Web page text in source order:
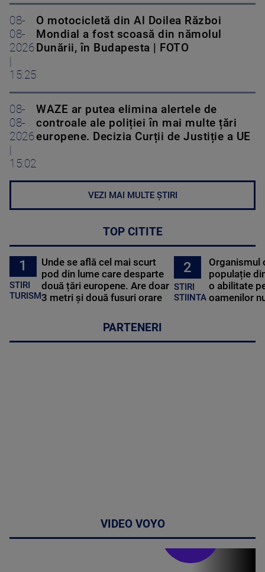
08-
08-
2026
15:25
O motocicletă din Al Doilea Război
Mondial a fost scoasă din nămolul
Dunării, în Budapesta | FOTO
08-
08-
2026
15:02
WAZE ar putea elimina alertele de
controale ale poliției în mai multe țări
europene. Decizia Curții de Justiție a UE
VEZI MAI MULTE ȘTIRI
TOP CITITE
1
STIRI
TURISM
Unde se află cel mai scurt
pod din lume care desparte
două țări europene. Are doar
3 metri și două fusuri orare
2
STIRI
STIINTA
Organismul
populație
o abilitate
oamenilor
PARTENERI
VIDEO VOYO